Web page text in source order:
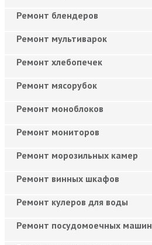
Ремонт блендеров
Ремонт мультиварок
Ремонт хлебопечек
Ремонт мясорубок
Ремонт моноблоков
Ремонт мониторов
Ремонт морозильных камер
Ремонт винных шкафов
Ремонт кулеров для воды
Ремонт посудомоечных машин